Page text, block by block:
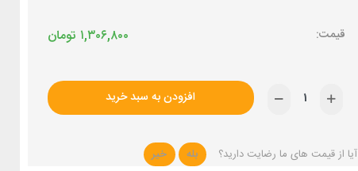
تومان ۱,۳۰۶,۸۰۰
افزودن به سبد خرید
آیا از قیمت های ما رضایت دارید؟ بله خیر